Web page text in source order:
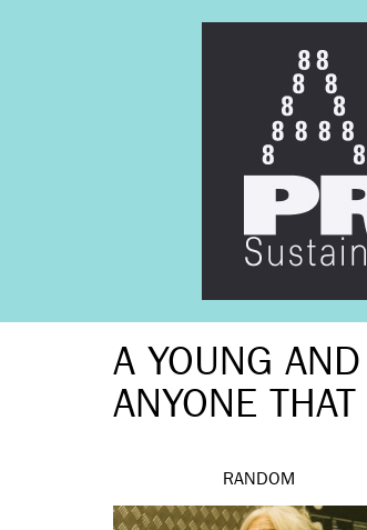
A YOUNG AND
ANYONE THAT
RANDOM